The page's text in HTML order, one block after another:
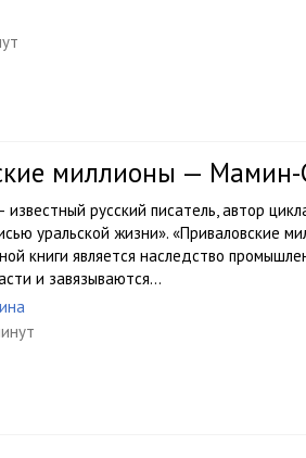
миллионы —
русский писатель, автор
уральской жизни». «Приваловские
книги является наследство
и завязываются...